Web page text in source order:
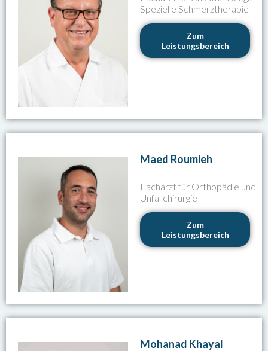
Spezielle Schmerztherapie
Zum
Leistungsbereich
Maed Roumieh
Facharzt für Orthopädie und
Unfallchirurgie
Zum
Leistungsbereich
Mohanad Khayal